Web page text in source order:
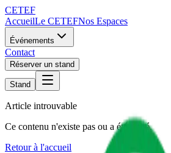
CETEF
AccueilLe CETEFNos Espaces
Événements
Contact
Réserver un stand
Stand
Article introuvable
Ce contenu n'existe pas ou a été retiré.
Retour à l'accueil